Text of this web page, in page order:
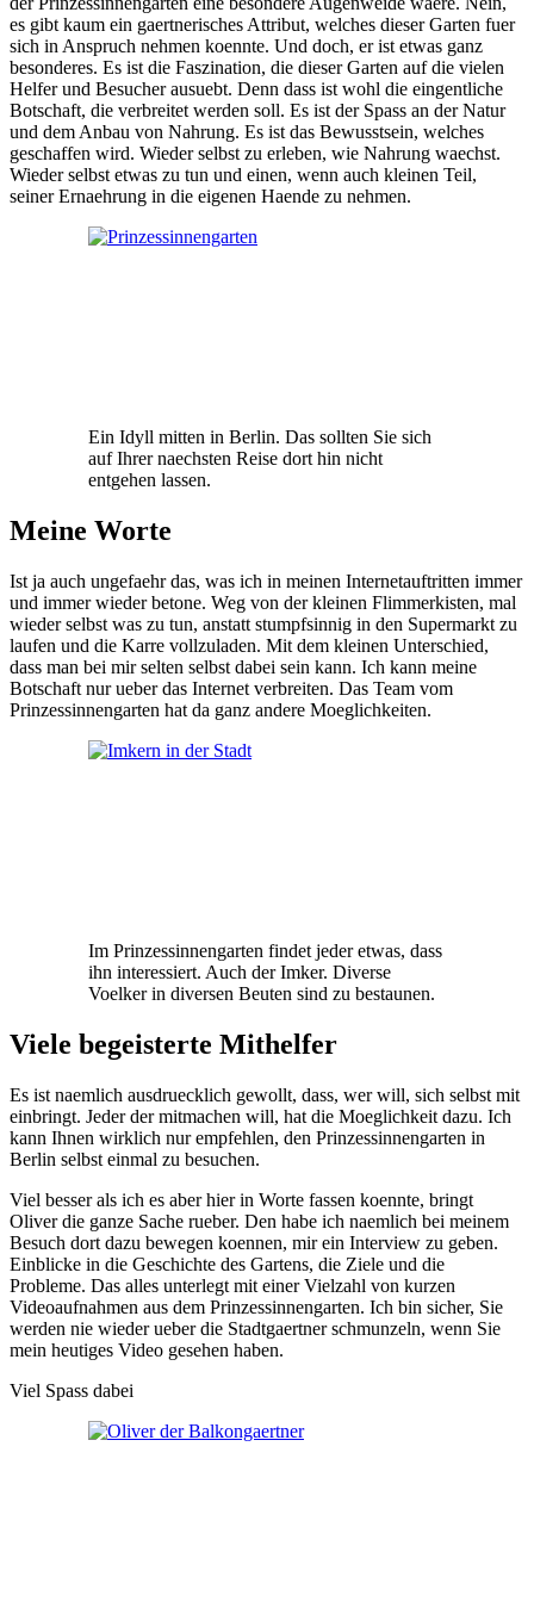
es gibt kaum ein gaertnerisches Attribut, welches dieser Garten fuer
sich in Anspruch nehmen koennte. Und doch, er ist etwas ganz
besonderes. Es ist die Faszination, die dieser Garten auf die vielen
Helfer und Besucher ausuebt. Denn dass ist wohl die eingentliche
Botschaft, die verbreitet werden soll. Es ist der Spass an der Natur
und dem Anbau von Nahrung. Es ist das Bewusstsein, welches
geschaffen wird. Wieder selbst zu erleben, wie Nahrung waechst.
Wieder selbst etwas zu tun und einen, wenn auch kleinen Teil,
seiner Ernaehrung in die eigenen Haende zu nehmen.
Ein Idyll mitten in Berlin. Das sollten Sie sich
auf Ihrer naechsten Reise dort hin nicht
entgehen lassen.
Meine Worte
Ist ja auch ungefaehr das, was ich in meinen Internetauftritten immer
und immer wieder betone. Weg von der kleinen Flimmerkisten, mal
wieder selbst was zu tun, anstatt stumpfsinnig in den Supermarkt zu
laufen und die Karre vollzuladen. Mit dem kleinen Unterschied,
dass man bei mir selten selbst dabei sein kann. Ich kann meine
Botschaft nur ueber das Internet verbreiten. Das Team vom
Prinzessinnengarten hat da ganz andere Moeglichkeiten.
Im Prinzessinnengarten findet jeder etwas, dass
ihn interessiert. Auch der Imker. Diverse
Voelker in diversen Beuten sind zu bestaunen.
Viele begeisterte Mithelfer
Es ist naemlich ausdruecklich gewollt, dass, wer will, sich selbst mit
einbringt. Jeder der mitmachen will, hat die Moeglichkeit dazu. Ich
kann Ihnen wirklich nur empfehlen, den Prinzessinnengarten in
Berlin selbst einmal zu besuchen.
Viel besser als ich es aber hier in Worte fassen koennte, bringt
Oliver die ganze Sache rueber. Den habe ich naemlich bei meinem
Besuch dort dazu bewegen koennen, mir ein Interview zu geben.
Einblicke in die Geschichte des Gartens, die Ziele und die
Probleme. Das alles unterlegt mit einer Vielzahl von kurzen
Videoaufnahmen aus dem Prinzessinnengarten. Ich bin sicher, Sie
werden nie wieder ueber die Stadtgaertner schmunzeln, wenn Sie
mein heutiges Video gesehen haben.
Viel Spass dabei